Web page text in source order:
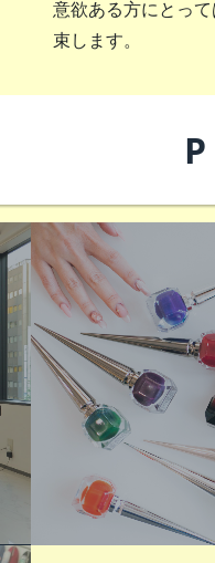
意欲ある方にとっ
束します。